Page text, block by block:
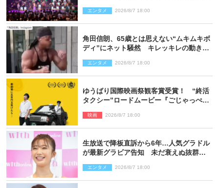
ポート】
エンタメ 2026/8/7 18:00
角田信朗、65歳とは思えない“ムキムキボ
ディ”にネット騒然 キレッキレの動きを
エンタメ 2026/8/7 18:00
ゆうばり国際映画祭観客賞受賞！ “終活
タクシー”ロードムービー『ごじゃっぺタ
映画 2026/8/7 18:00
生放送で降板直訴から6年…人気グラドル
が最新グラビア告知 未だ衰えぬ抜群ス
エンタメ 2026/8/7 18:00